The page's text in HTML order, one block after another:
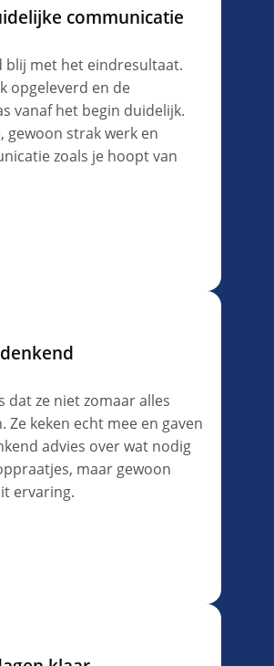
communicatie
blij met het eindresultaat.
opgeleverd en de
vanaf het begin duidelijk.
gewoon strak werk en
zoals je hoopt van
dat ze niet zomaar alles
Ze keken echt mee en gaven
advies over wat nodig
maar gewoon
ervaring.